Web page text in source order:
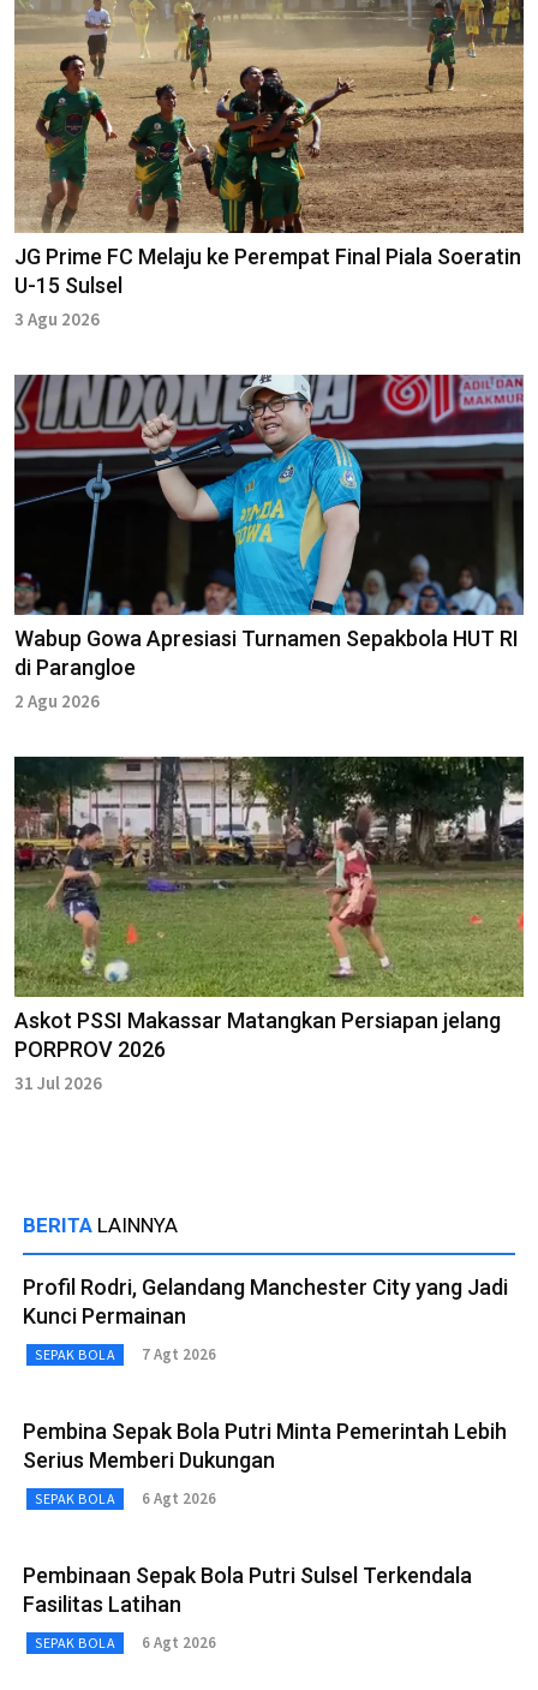
JG Prime FC Melaju ke Perempat Final Piala Soeratin
U-15 Sulsel
3 Agu 2026
Wabup Gowa Apresiasi Turnamen Sepakbola HUT RI
di Parangloe
2 Agu 2026
Askot PSSI Makassar Matangkan Persiapan jelang
PORPROV 2026
31 Jul 2026
BERITA LAINNYA
Profil Rodri, Gelandang Manchester City yang Jadi
Kunci Permainan
SEPAK BOLA 7 Agt 2026
Pembina Sepak Bola Putri Minta Pemerintah Lebih
Serius Memberi Dukungan
SEPAK BOLA 6 Agt 2026
Pembinaan Sepak Bola Putri Sulsel Terkendala
Fasilitas Latihan
SEPAK BOLA 6 Agt 2026